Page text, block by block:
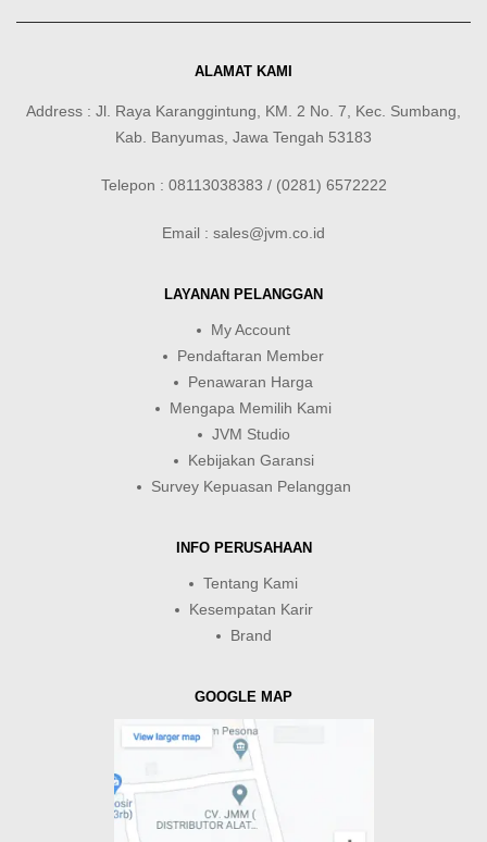
ALAMAT KAMI
Address : Jl. Raya Karanggintung, KM. 2 No. 7, Kec. Sumbang,
Kab. Banyumas, Jawa Tengah 53183
Telepon : 08113038383 / (0281) 6572222
Email : sales@jvm.co.id
LAYANAN PELANGGAN
My Account
Pendaftaran Member
Penawaran Harga
Mengapa Memilih Kami
JVM Studio
Kebijakan Garansi
Survey Kepuasan Pelanggan
INFO PERUSAHAAN
Tentang Kami
Kesempatan Karir
Brand
GOOGLE MAP